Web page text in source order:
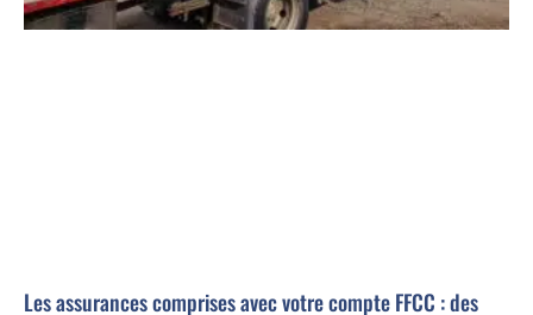
Les assurances comprises avec votre compte FFCC : des